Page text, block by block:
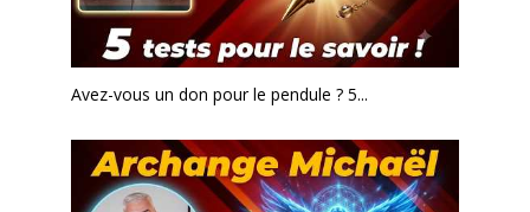
Avez-vous un don pour le pendule ? 5...